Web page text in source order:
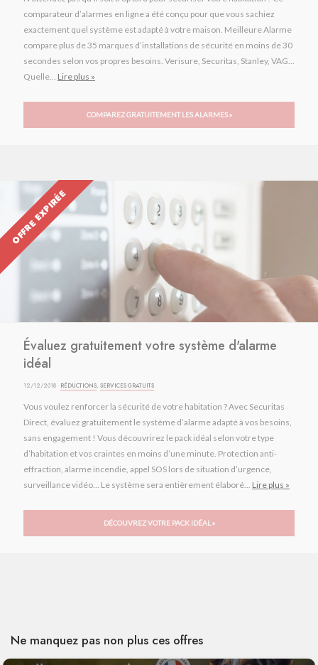
comparateur d’alarmes en ligne a été conçu pour que vous sachiez
exactement quel système est adapté à votre maison. Meilleure Alarme
compare plus de 35 marques d’installations de sécurité en moins de 30
secondes selon vos propres besoins. Verisure, Securitas, Stanley, VAG…
Quelle... Lire plus »
COMPAREZ GRATUITEMENT LES ALARMES »
OFFRE EXPIRÉE
Évaluez gratuitement votre système d'alarme
idéal
12/12/2018 · RÉDUCTIONS, SERVICES GRATUITS
Vous voulez renforcer la sécurité de votre habitation ? Avec Securitas
Direct, évaluez gratuitement le système d’alarme adapté à vos besoins,
sans engagement ! Vous découvrirez le pack idéal selon votre type
d’habitation et vos craintes en moins d’une minute. Protection anti-
effraction, alarme incendie, appel SOS lors de situation d’urgence,
surveillance vidéo… Le système sera entièrement élaboré... Lire plus »
DÉCOUVREZ VOTRE PACK IDÉAL »
Ne manquez pas non plus ces offres